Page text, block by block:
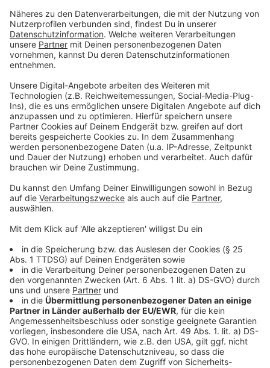
überdurchschnittlich viele Stimmen bekommen.
Laut Wahlanalyse ist der Stimmanteil für die AFD vor
allem da sehr hoch, wo viele russlanddeutsche
Spätaussiedler leben. 4.000 leben alleine in Waldbröl.
Professor Jannis Panagiotidis von der Uni in Osnabrück
hat sich ausführlich mit dem Thema beschäftigt. Er
sagt, russlanddeutsche Spätaussiedler - die selbst
Migranten sind - hätten bis 2015 traditionell die CDU
gewählt, dann gab es die große Flüchtlingswelle und
viele Spätaussiedler waren dann von der
Flüchtlingspolitik der CDU enttäuscht. Sie selbst
leben oft isoliert in Ortsteilen zusammen und
integrieren sich nur schwer.
Zur Problematik der hohen AfD hinzu kommt, dass in
bekommen hat, die Wahlbeteiligung grundsätzlich sehr
niedrig war. Deshalb will das "Netzwerk gegen Rechts"
im Oberbergischen Ende Oktober überlegen, wie man
diese politikverdrossenen Menschen erreichen kann.
Anzeige